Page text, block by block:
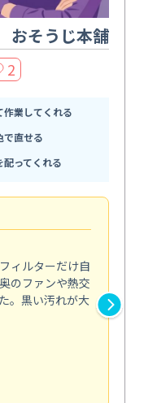
おそうじ本舗
2
業してくれる
で直せる
ってくれる
ィルターだけ自
のファンや熱交
。黒い汚れが大